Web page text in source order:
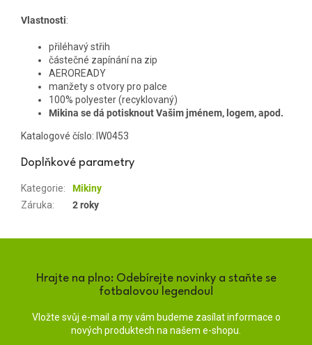
Vlastnosti:
přiléhavý střih
částečné zapínání na zip
AEROREADY
manžety s otvory pro palce
100% polyester (recyklovaný)
Mikina se dá potisknout Vašim jménem, logem, apod.
Katalogové číslo: IW0453
Doplňkové parametry
Kategorie:
Mikiny
Záruka: 2 roky
Hrajte na plno: Odebírejte novinky a staňte se
fotbalovou legendou!
Vložte svůj e-mail a my vám budeme zasílat informace o
nových produktech na našem e-shopu.